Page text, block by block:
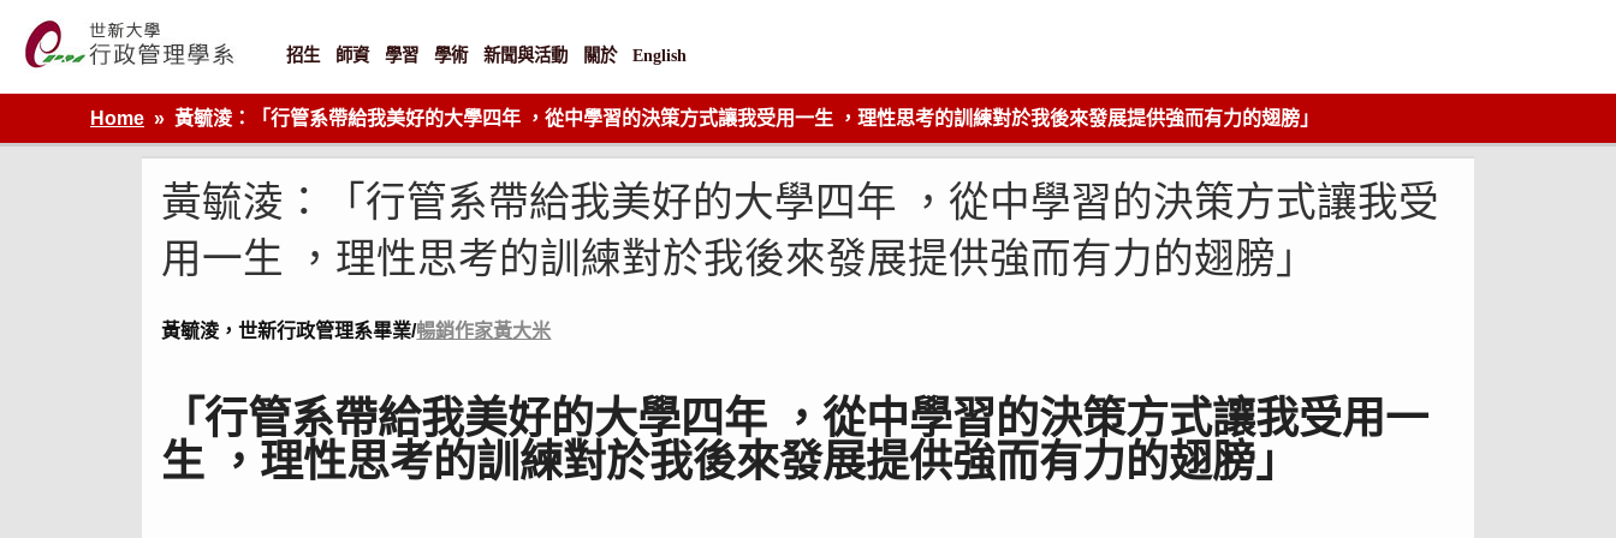
content
世新大學行政管理學系網站
招生 師資 學習 學術 新聞與活動 關於 English
Home 黃毓淩：「行管系帶給我美好的大學四年 ，從中學習的決策方式讓我受用一生 ，理性思考的訓練對於我後來發展提供強而有力的翅膀」
黃毓淩：「行管系帶給我美好的大學四年 ，從中學習的決策方式讓我受
用一生 ，理性思考的訓練對於我後來發展提供強而有力的翅膀」
黃毓淩，世新行政管理系畢業/暢銷作家黃大米
「行管系帶給我美好的大學四年 ，從中學習的決策方式讓我受用一
生 ，理性思考的訓練對於我後來發展提供強而有力的翅膀」